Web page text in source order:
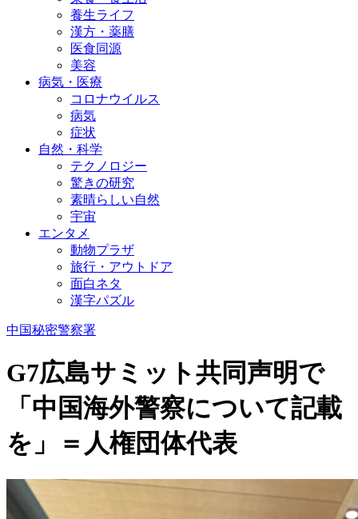
養生ライフ
漢方・薬膳
医食同源
美容
病気・医療
コロナウイルス
病気
症状
自然・科学
テクノロジー
驚きの研究
素晴らしい自然
宇宙
エンタメ
動物プラザ
旅行・アウトドア
面白ネタ
漢字パズル
中国秘密警察署
G7広島サミット共同声明で
「中国海外警察について記載
を」＝人権団体代表